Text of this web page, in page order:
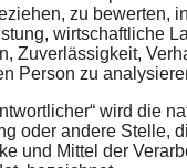
zu bewerten,
wirtschaftliche
Zuverlässigkeit,
Person zu
wird die
oder andere Stelle,
und Mittel der